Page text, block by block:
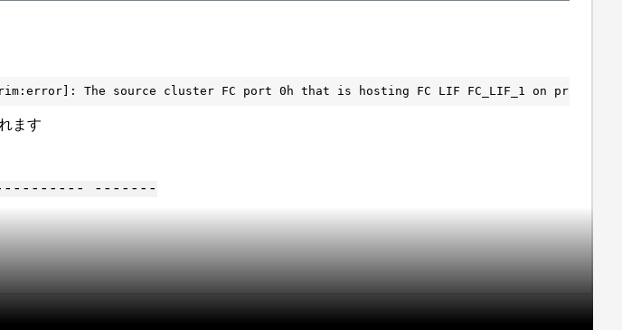
The source cluster FC port 0h that is hosting FC LIF FC_LIF_1 on primary
ます
-------